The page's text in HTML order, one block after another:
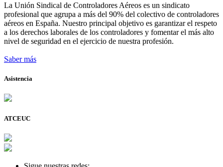
La Unión Sindical de Controladores Aéreos es un sindicato
profesional que agrupa a más del 90% del colectivo de controladores
aéreos en España. Nuestro principal objetivo es garantizar el respeto
a los derechos laborales de los controladores y fomentar el más alto
nivel de seguridad en el ejercicio de nuestra profesión.
Saber más
Asistencia
ATCEUC